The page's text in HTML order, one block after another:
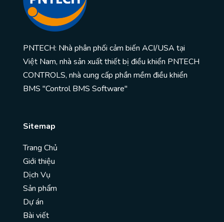
PNTECH: Nhà phân phối cảm biến ACI/USA tại
Việt Nam, nhà sản xuất thiết bị điều khiển PNTECH
CONTROLS, nhà cung cấp phần mềm điều khiển
BMS "Control BMS Software"
Sitemap
Trang Chủ
Giới thiệu
Dịch Vụ
Sản phẩm
Dự án
Bài viết